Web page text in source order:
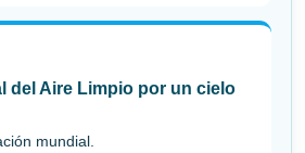
del Aire Limpio por un cielo
mundial.